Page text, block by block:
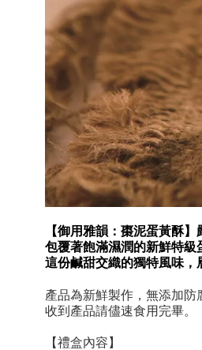
【御用雅韻：棗泥蛋黃酥】
包覆著飽滿濕潤的新鮮特級
這份鹹甜交織的獨特風味，
產品為新鮮製作，無添加防
收到產品請儘速食用完畢。
【禮盒內容】